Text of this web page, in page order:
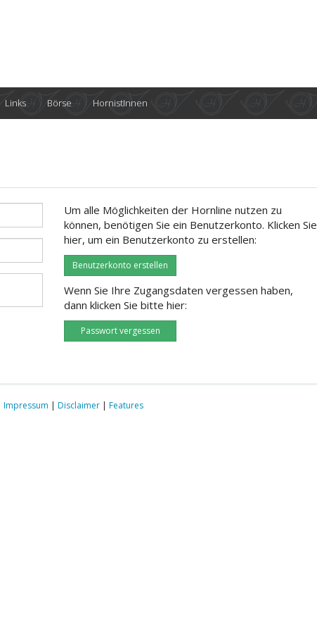
Links Börse HornistInnen
Um alle Möglichkeiten der Hornline nutzen zu
können, benötigen Sie ein Benutzerkonto. Klicken Sie
hier, um ein Benutzerkonto zu erstellen:
Benutzerkonto erstellen
Wenn Sie Ihre Zugangsdaten vergessen haben,
dann klicken Sie bitte hier:
Passwort vergessen
Impressum | Disclaimer| Features